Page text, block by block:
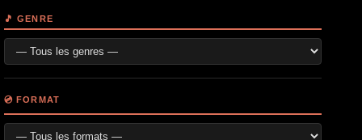
🎵 GENRE
💿 FORMAT